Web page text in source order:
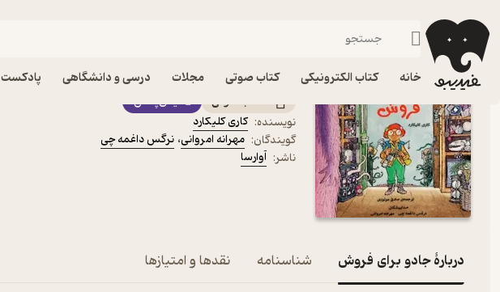
خانه کتاب الکترونیکی کتاب صوتی مجلات درسی و دانشگاهی پادکست
فیدیبو کتاب صوتی
کتاب صوتی جادو برای فروش اثر کاری کلیکارد
کتاب صوتی
فیدی‌پلاس
نویسنده: کاری کلیکارد
گویندگان: مهرانه امروانی، نرگس داغمه چی
ناشر: آوارسا
دربارۀ جادو برای فروش شناسنامه نقدها و امتیازها